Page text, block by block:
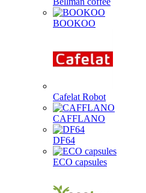
BOOKOO
Cafelat Robot
CAFFLANO
DF64
ECO capsules